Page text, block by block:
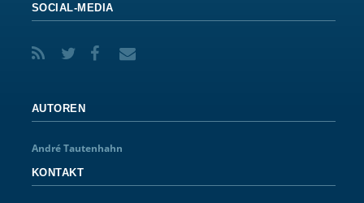
SOCIAL-MEDIA
AUTOREN
André Tautenhahn
KONTAKT